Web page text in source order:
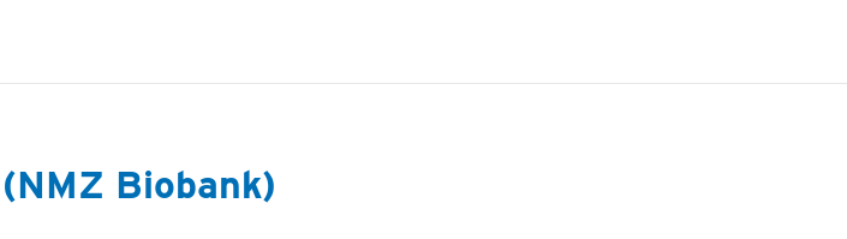
Biobank)